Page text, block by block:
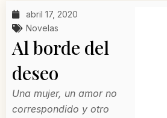
e
b
o
o
k
-
f
t
a
r
a
m
w
t
t
abril 17, 2020
Novelas
Al borde del
deseo
Una mujer, un amor no
correspondido y otro